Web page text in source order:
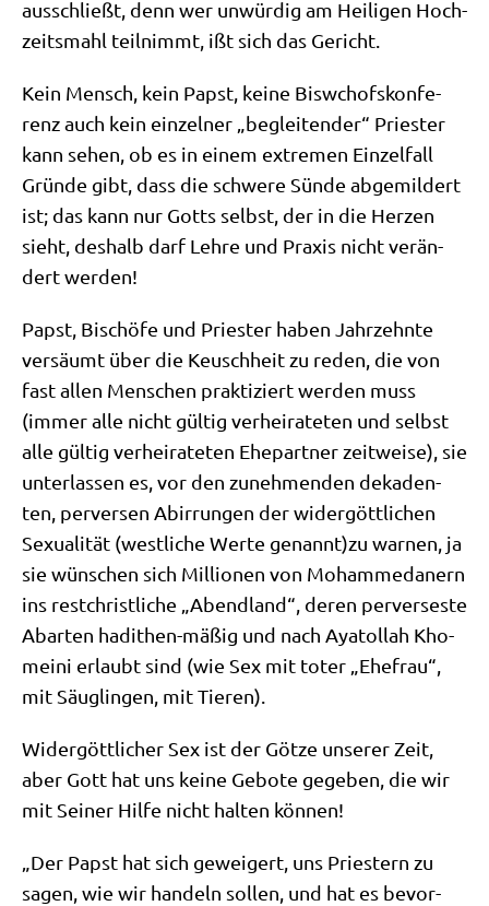
aus­schließt, denn wer unwür­dig am Hei­li­gen Hoch­
zeits­mahl teil­nimmt, ißt sich das Gericht.
Kein Mensch, kein Papst, kei­ne Bisw­chofs­kon­fe­
renz auch kein ein­zel­ner „beglei­ten­der“ Prie­ster
kann sehen, ob es in einem extre­men Ein­zel­fall
Grün­de gibt, dass die schwe­re Sün­de abge­mil­dert
ist; das kann nur Gotts selbst, der in die Her­zen
sieht, des­halb darf Leh­re und Pra­xis nicht ver­än­
dert werden!
Papst, Bischö­fe und Prie­ster haben Jahr­zehn­te
ver­säumt über die Keusch­heit zu reden, die von
fast allen Men­schen prak­ti­ziert wer­den muss
(immer alle nicht gül­tig ver­hei­ra­te­ten und selbst
alle gül­tig ver­hei­ra­te­ten Ehe­part­ner zeit­wei­se), sie
unter­las­sen es, vor den zuneh­men­den deka­den­
ten, per­ver­sen Abir­run­gen der wider­gött­li­chen
Sexua­li­tät (west­li­che Wer­te genannt)zu war­nen, ja
sie wün­schen sich Mil­lio­nen von Moham­me­da­nern
ins rest­christ­li­che „Abend­land“, deren per­ver­se­ste
Abar­ten hadi­then-mäßig und nach Aya­tol­lah Kho­
mei­ni erlaubt sind (wie Sex mit toter „Ehe­frau“,
mit Säug­lin­gen, mit Tieren).
Wider­gött­li­cher Sex ist der Göt­ze unse­rer Zeit,
aber Gott hat uns kei­ne Gebo­te gege­ben, die wir
mit Sei­ner Hil­fe nicht hal­ten können!
„Der Papst hat sich gewei­gert, uns Prie­stern zu
sagen, wie wir han­deln sol­len, und hat es bevor­